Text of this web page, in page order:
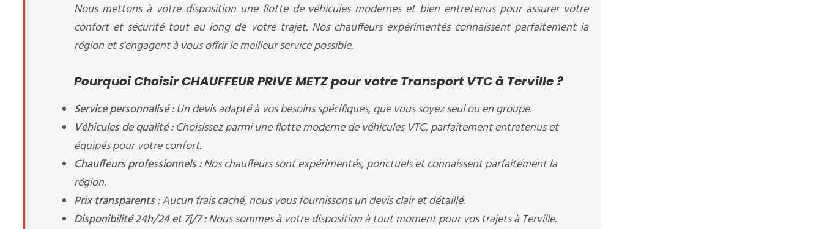
Nous mettons à votre disposition une flotte de véhicules modernes et bien entretenus pour assurer votre
confort et sécurité tout au long de votre trajet. Nos chauffeurs expérimentés connaissent parfaitement la
région et s'engagent à vous offrir le meilleur service possible.
Pourquoi Choisir CHAUFFEUR PRIVE METZ pour votre Transport VTC à Terville ?
Service personnalisé :Un devis adapté à vos besoins spécifiques, que vous soyez seul ou en groupe.
Véhicules de qualité :Choisissez parmi une flotte moderne de véhicules VTC, parfaitement entretenus et
équipés pour votre confort.
Chauffeurs professionnels :Nos chauffeurs sont expérimentés, ponctuels et connaissent parfaitement la
région.
Prix transparents :Aucun frais caché, nous vous fournissons un devis clair et détaillé.
Disponibilité 24h/24 et 7j/7 :Nous sommes à votre disposition à tout moment pour vos trajets à Terville.